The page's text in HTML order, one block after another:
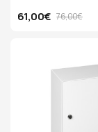
61,00€ 76,00€